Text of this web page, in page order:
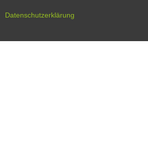
Datenschutzerklärung